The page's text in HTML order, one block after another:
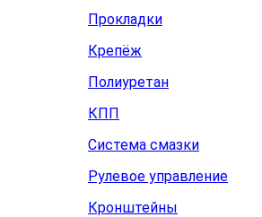
Прокладки
Крепёж
Полиуретан
КПП
Система смазки
Рулевое управление
Кронштейны